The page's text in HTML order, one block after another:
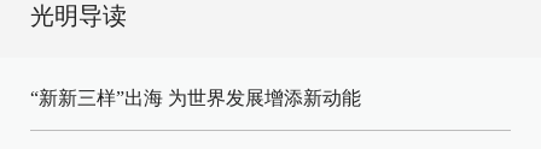
光明导读
“新新三样”出海 为世界发展增添新动能